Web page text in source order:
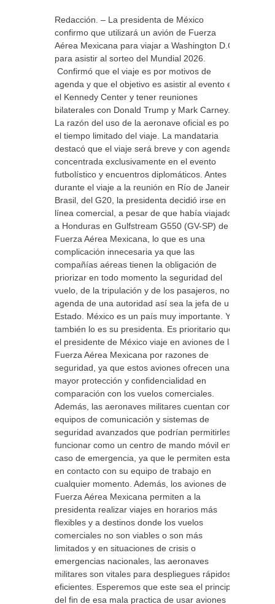
Redacción. – La presidenta de México
confirmo que utilizará un avión de Fuerza
Aérea Mexicana para viajar a Washington D.C.
para asistir al sorteo del Mundial 2026.
Confirmó que el viaje es por motivos de
agenda y que el objetivo es asistir al evento en
el Kennedy Center y tener reuniones
bilaterales con Donald Trump y Mark Carney.
La razón del uso de la aeronave oficial es por
el tiempo limitado del viaje. La mandataria
destacó que el viaje será breve y con agenda
concentrada exclusivamente en el evento
futbolístico y encuentros diplomáticos. Antes
durante el viaje a la reunión en Río de Janeiro,
Brasil, del G20, la presidenta decidió irse en
línea comercial, a pesar de que había viajado
a Honduras en Gulfstream G550 (GV-SP) de la
Fuerza Aérea Mexicana, lo que es una
complicación innecesaria ya que las
compañías aéreas tienen la obligación de
priorizar en todo momento la seguridad del
vuelo, de la tripulación y de los pasajeros, no la
agenda de una autoridad así sea la jefa de un
Estado. México es un país muy importante. Y
también lo es su presidenta. Es prioritario que
el presidente de México viaje en aviones de la
Fuerza Aérea Mexicana por razones de
seguridad, ya que estos aviones ofrecen una
mayor protección y confidencialidad en
comparación con los vuelos comerciales.
Además, las aeronaves militares cuentan con
equipos de comunicación y sistemas de
seguridad avanzados que podrían permitirles
funcionar como un centro de mando móvil en
caso de emergencia, ya que le permiten estar
en contacto con su equipo de trabajo en
cualquier momento. Además, los aviones de la
Fuerza Aérea Mexicana permiten a la
presidenta realizar viajes en horarios más
flexibles y a destinos donde los vuelos
comerciales no son viables o son más
limitados y en situaciones de crisis o
emergencias nacionales, las aeronaves
militares son vitales para despliegues rápidos y
eficientes. Esperemos que este sea el principio
del fin de esa mala practica de usar aviones